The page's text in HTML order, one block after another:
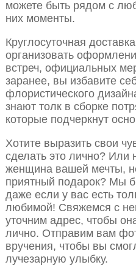
можете быть рядом с
них моменты.
Круглосуточная
организовать
встреч, официальных
заранее, вы избавите
флористического
знают толк в сборке
которые подчеркнут
Хотите выразить свои
сделать это лично? Или
женщина вашей мечты,
приятный подарок? Мы
даже если у вас есть
любимой! Свяжемся с
уточним адрес, чтобы
лично. Отправим вам
вручения, чтобы вы
лучезарную улыбку.